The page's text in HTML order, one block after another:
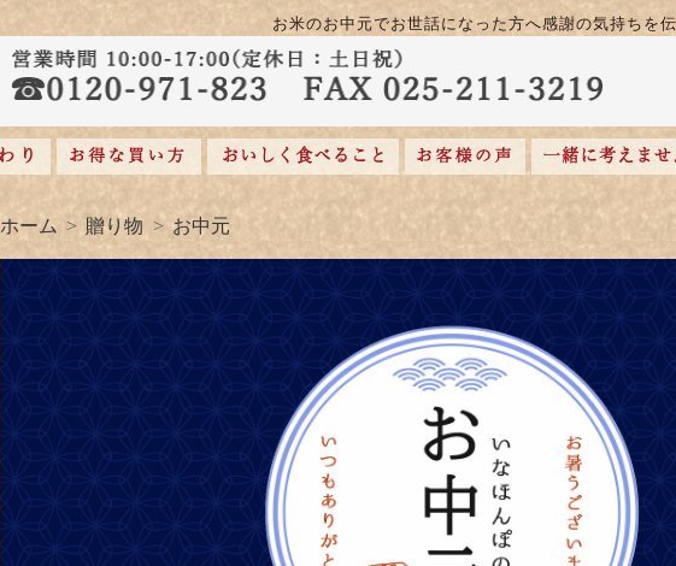
お米のお中元でお世話になった方へ感謝の気持ちを
ホーム 贈り物 お中元